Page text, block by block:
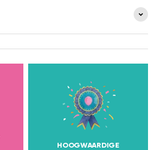
HOOGWAARDIGE